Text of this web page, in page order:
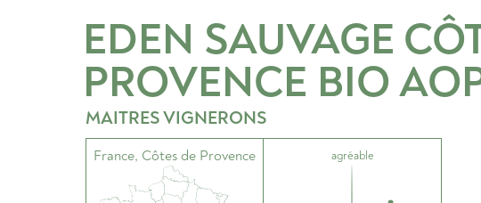
EDEN SAUVAGE
PROVENCE BIO
MAITRES VIGNERONS
France, Côtes de Provence agréable